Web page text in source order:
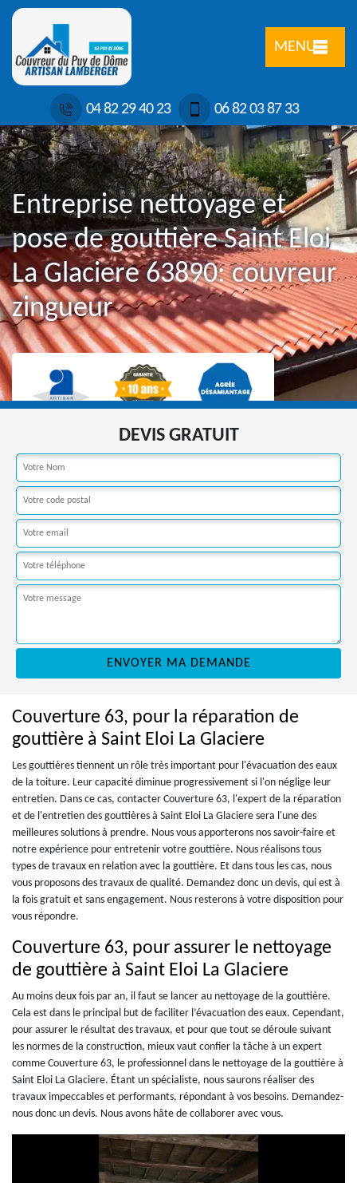
MENU
04 82 29 40 23 06 82 03 87 33
Entreprise nettoyage et
pose de gouttière Saint Eloi
La Glaciere 63890: couvreur
zingueur
DEVIS GRATUIT
Couverture 63, pour la réparation de
gouttière à Saint Eloi La Glaciere
Les gouttières tiennent un rôle très important pour l'évacuation des eaux
de la toiture. Leur capacité diminue progressivement si l'on néglige leur
entretien. Dans ce cas, contacter Couverture 63, l'expert de la réparation
et de l'entretien des gouttières à Saint Eloi La Glaciere sera l'une des
meilleures solutions à prendre. Nous vous apporterons nos savoir-faire et
notre expérience pour entretenir votre gouttière. Nous réalisons tous
types de travaux en relation avec la gouttière. Et dans tous les cas, nous
vous proposons des travaux de qualité. Demandez donc un devis, qui est à
la fois gratuit et sans engagement. Nous resterons à votre disposition pour
vous répondre.
Couverture 63, pour assurer le nettoyage
de gouttière à Saint Eloi La Glaciere
Au moins deux fois par an, il faut se lancer au nettoyage de la gouttière.
Cela est dans le principal but de faciliter l’évacuation des eaux. Cependant,
pour assurer le résultat des travaux, et pour que tout se déroule suivant
les normes de la construction, mieux vaut confier la tâche à un expert
comme Couverture 63, le professionnel dans le nettoyage de la gouttière à
Saint Eloi La Glaciere. Étant un spécialiste, nous saurons réaliser des
travaux impeccables et performants, répondant à vos besoins. Demandez-
nous donc un devis. Nous avons hâte de collaborer avec vous.